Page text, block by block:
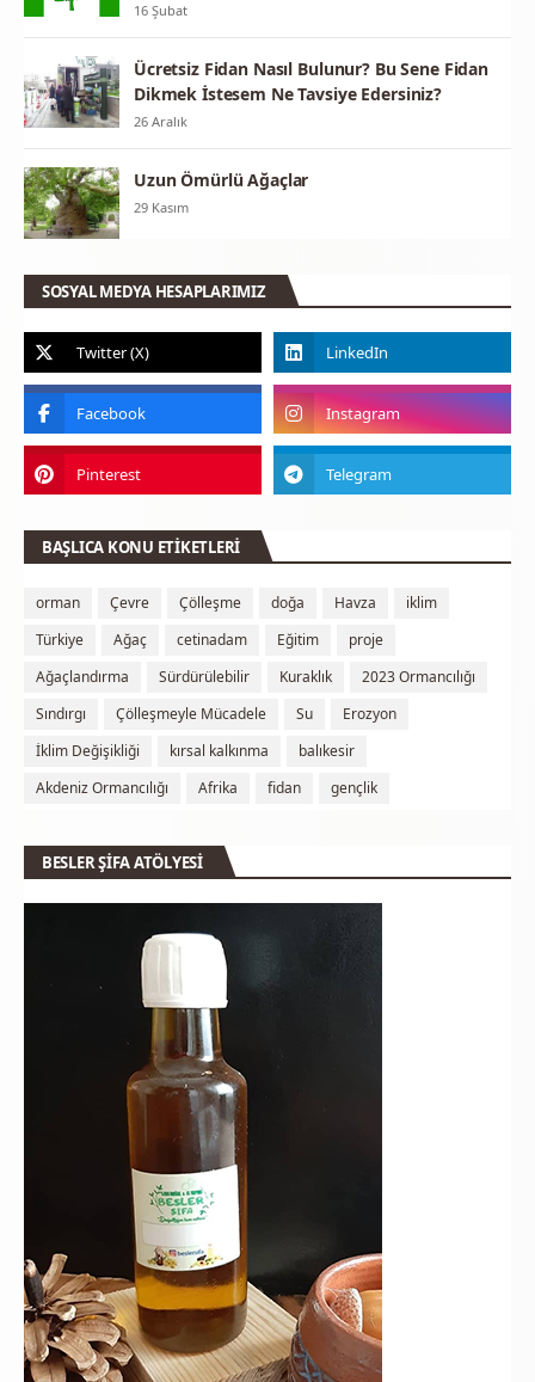
16 Şubat
Ücretsiz Fidan Nasıl Bulunur? Bu Sene Fidan
Dikmek İstesem Ne Tavsiye Edersiniz?
26 Aralık
Uzun Ömürlü Ağaçlar
29 Kasım
SOSYAL MEDYA HESAPLARIMIZ
BAŞLICA KONU ETİKETLERİ
orman Çevre Çölleşme doğa Havza
iklim
Türkiye
Ağaç cetinadam Eğitim
proje
Ağaçlandırma
Sürdürülebilir Kuraklık
2023 Ormancılığı
Sındırgı
Çölleşmeyle Mücadele Su
Erozyon
İklim Değişikliği
kırsal kalkınma
balıkesir
Akdeniz Ormancılığı
Afrika fidan gençlik
BESLER ŞİFA ATÖLYESİ